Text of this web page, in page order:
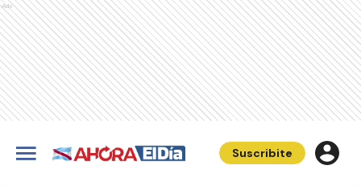
Ads
Suscribite